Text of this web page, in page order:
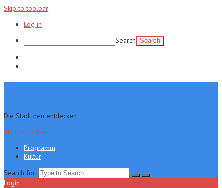
Skip to toolbar
Log in
Search
Die Stadt neu entdecken
Skip to content
Programm
Kultur
Search for:
Login